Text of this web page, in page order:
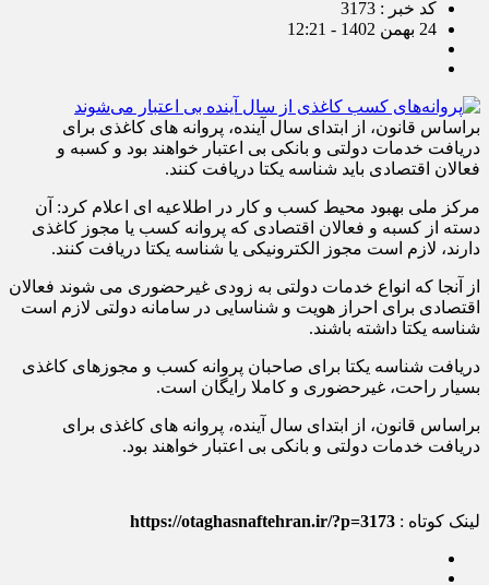
کد خبر : 3173
24 بهمن 1402 - 12:21
براساس قانون، از ابتدای سال آینده، پروانه های کاغذی برای
دریافت خدمات دولتی و بانکی بی اعتبار خواهند بود و کسبه و
فعالان اقتصادی باید شناسه یکتا دریافت کنند.
مرکز ملی بهبود محیط کسب و کار در اطلاعیه ای اعلام کرد: آن
دسته از کسبه و فعالان اقتصادی که پروانه کسب یا مجوز کاغذی
دارند، لازم است مجوز الکترونیکی یا شناسه یکتا دریافت کنند.
از آنجا که انواع خدمات دولتی به زودی غیرحضوری می شوند فعالان
اقتصادی برای احراز هویت و شناسایی در سامانه دولتی لازم است
شناسه یکتا داشته باشند.
دریافت شناسه یکتا برای صاحبان پروانه کسب و مجوزهای کاغذی
بسیار راحت، غیرحضوری و کاملا رایگان است.
براساس قانون، از ابتدای سال آینده، پروانه های کاغذی برای
دریافت خدمات دولتی و بانکی بی اعتبار خواهند بود.
لینک کوتاه : https://otaghasnaftehran.ir/?p=3173